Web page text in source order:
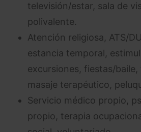
televisión/estar, sala de
polivalente.
Atención religiosa, ATS/
estancia temporal,
excursiones, fiestas/baile,
masaje terapéutico,
Servicio médico propio,
propio, terapia